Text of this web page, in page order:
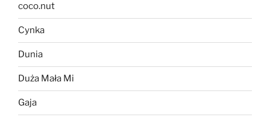
coco.nut
Cynka
Dunia
Duża Mała Mi
Gaja